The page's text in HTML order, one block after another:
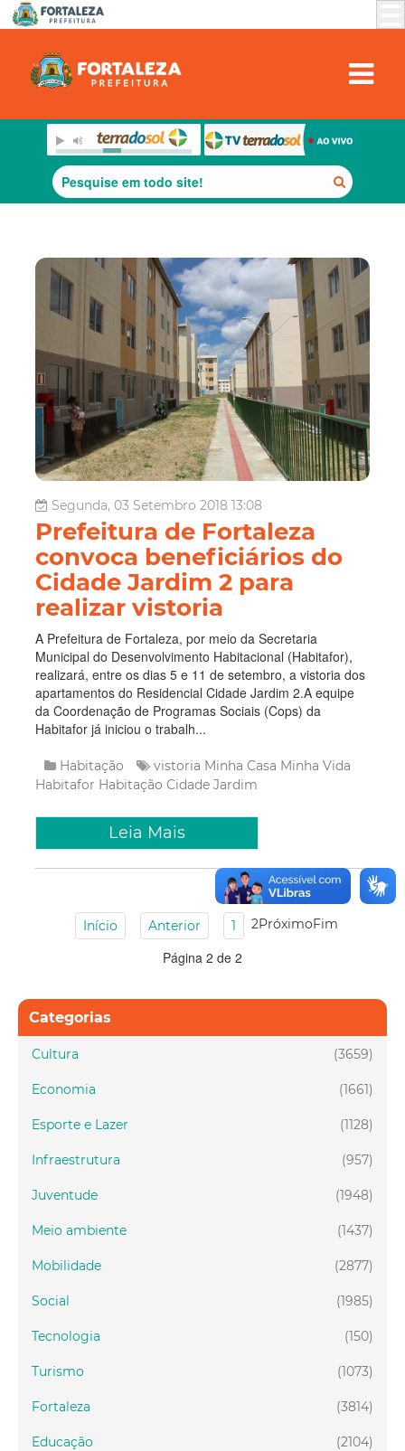
Segunda, 03 Setembro 2018 13:08
Prefeitura de Fortaleza
convoca beneficiários do
Cidade Jardim 2 para
realizar vistoria
A Prefeitura de Fortaleza, por meio da Secretaria
Municipal do Desenvolvimento Habitacional (Habitafor),
realizará, entre os dias 5 e 11 de setembro, a vistoria dos
apartamentos do Residencial Cidade Jardim 2.A equipe
da Coordenação de Programas Sociais (Cops) da
Habitafor já iniciou o trabalh...
Habitação vistoria Minha Casa Minha Vida
Habitafor Habitação Cidade Jardim
Leia Mais
Início Anterior 1 2PróximoFim
Página 2 de 2
Categorias
(3659)
Cultura
(1661)
Economia
(1128)
Esporte e Lazer
(957)
Infraestrutura
(1948)
Juventude
(1437)
Meio ambiente
(2877)
Mobilidade
(1985)
Social
(150)
Tecnologia
(1073)
Turismo
(3814)
Fortaleza
(2104)
Educação